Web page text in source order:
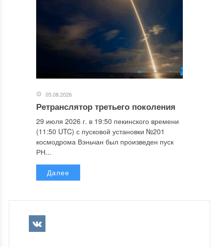
05.08.2026
Ретранслятор третьего поколения
29 июля 2026 г. в 19:50 пекинского времени
(11:50 UTC) с пусковой установки №201
космодрома Вэньчан был произведен пуск
РН...
Далее